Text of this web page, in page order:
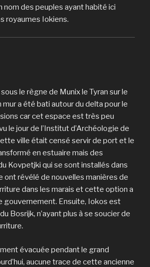
nom des peuples ayant habité ici
royaumes Iokiens.
le règne de Munix le Tyran sur le
mur a été bati autour du delta pour le
car cet espace est très peu
le jour de l’Institut d’Archéologie de
ville était censé servir de port et le
en estuaire mais des
Kovpetjki qui se sont installés dans
ont révélé de nouvelles manières de
dans les marais et cette option a
gouvernement. Ensuite, Iokos est
Bosrijk, n’ayant plus à se soucier de
évacuée pendant le grand
aucune trace de cette ancienne